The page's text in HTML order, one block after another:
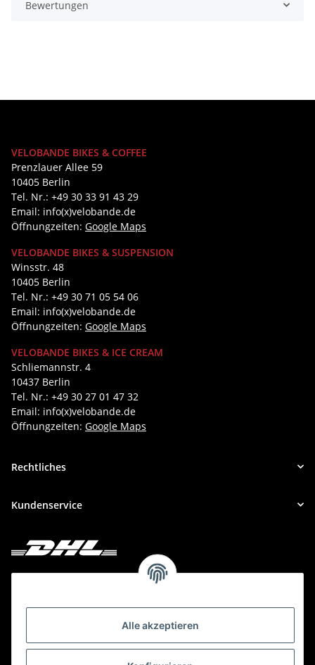
Alle akzeptieren
Bewertungen
VELOBANDE BIKES & COFFEE
Prenzlauer Allee 59
10405 Berlin
Tel. Nr.: +49 30 33 91 43 29
Email: info(x)velobande.de
Öffnungzeiten: Google Maps
VELOBANDE BIKES & SUSPENSION
Winsstr. 48
10405 Berlin
Tel. Nr.: +49 30 71 05 54 06
Email: info(x)velobande.de
Öffnungzeiten: Google Maps
VELOBANDE BIKES & ICE CREAM
Schliemannstr. 4
10437 Berlin
Tel. Nr.: +49 30 27 01 47 32
Email: info(x)velobande.de
Öffnungzeiten: Google Maps
Rechtliches
Kundenservice
Deine Bestellung versenden wir mit DHL!